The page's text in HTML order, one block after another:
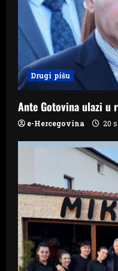
t
i
o
n
Drugi pišu
Ante Gotovina ulazi
e-Hercegovina 20